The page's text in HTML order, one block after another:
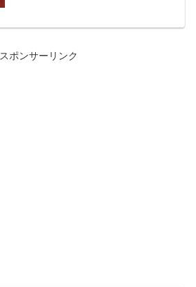
スポンサーリンク